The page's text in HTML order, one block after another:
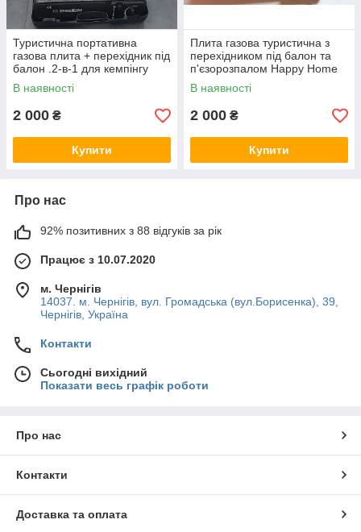
Туристична портативна
газова плита + перехідник під
балон .2-в-1 для кемпінгу
В наявності
2 000 ₴
Купити
Плита газова туристична з
перехідником під балон та
п'єзорозпалом Happy Home
BDZ-155A
В наявності
2 000 ₴
Купити
Про нас
92% позитивних з 88 відгуків за рік
Працює з 10.07.2020
м. Чернігів
14037. м. Чернігів, вул. Громадська (вул.Борисенка), 39,
Чернігів, Україна
Контакти
Сьогодні вихідний
Показати весь графік роботи
Про нас
Контакти
Доставка та оплата